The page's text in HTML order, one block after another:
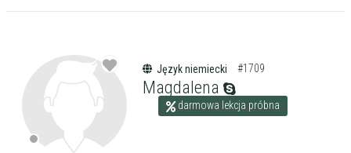
Język niemiecki #1709
Magdalena
darmowa lekcja próbna